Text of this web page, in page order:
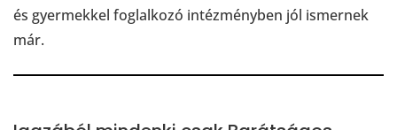
és gyermekkel foglalkozó intézményben jól ismernek
már.